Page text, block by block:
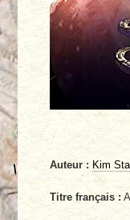
Auteur : Kim
Titre français :